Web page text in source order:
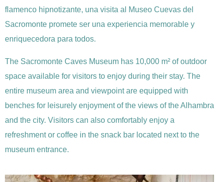
flamenco hipnotizante, una visita al Museo Cuevas del
Sacromonte promete ser una experiencia memorable y
enriquecedora para todos.
The Sacromonte Caves Museum has 10,000 m² of outdoor
space available for visitors to enjoy during their stay. The
entire museum area and viewpoint are equipped with
benches for leisurely enjoyment of the views of the Alhambra
and the city. Visitors can also comfortably enjoy a
refreshment or coffee in the snack bar located next to the
museum entrance.